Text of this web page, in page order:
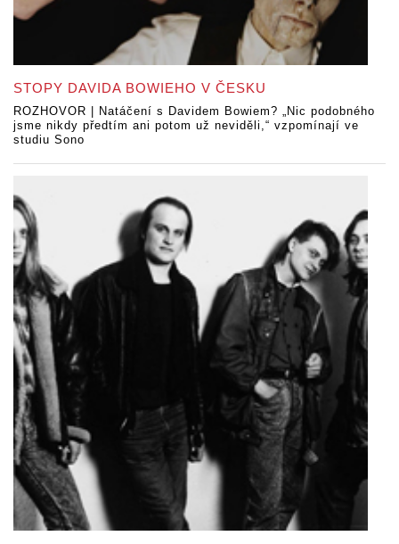
STOPY DAVIDA BOWIEHO V ČESKU
ROZHOVOR | Natáčení s Davidem Bowiem? „Nic podobného
jsme nikdy předtím ani potom už neviděli,“ vzpomínají ve
studiu Sono